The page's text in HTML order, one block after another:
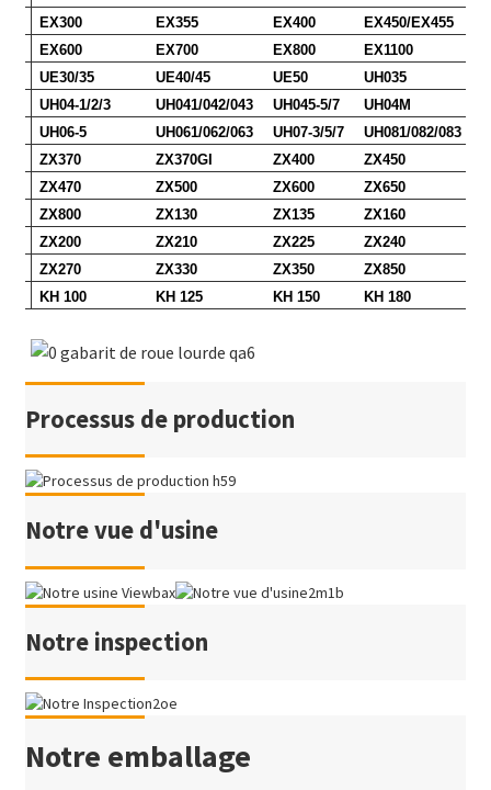
EX300
EX355 EX400
EX450/EX455
EX600
EX700 EX800
EX1100
UE30/35
UE40/45 UE50
UH035
UH04-1/2/3
UH041/042/043 UH045-5/7
UH04M
UH06-5
UH061/062/063 UH07-3/5/7
UH081/082/083
ZX370
ZX370GI ZX400
ZX450
ZX470
ZX500 ZX600
ZX650
ZX800
ZX130 ZX135
ZX160
ZX200
ZX210 ZX225
ZX240
ZX270
ZX330 ZX350
ZX850
KH 100
KH 125 KH 150 KH 180
Processus de production
Notre vue d'usine
Notre inspection
Notre emballage